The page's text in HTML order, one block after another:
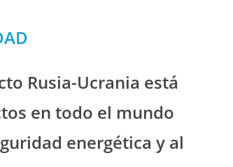
Rusia-Ucrania está
en todo el mundo
energética y al